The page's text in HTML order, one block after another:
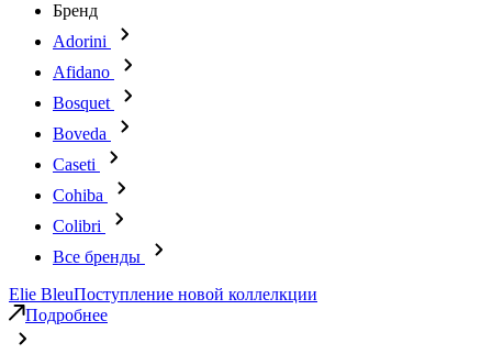
Бренд
Adorini
Afidano
Bosquet
Boveda
Caseti
Cohiba
Colibri
Все бренды
Elie BleuПоступление новой коллелкции
Подробнее